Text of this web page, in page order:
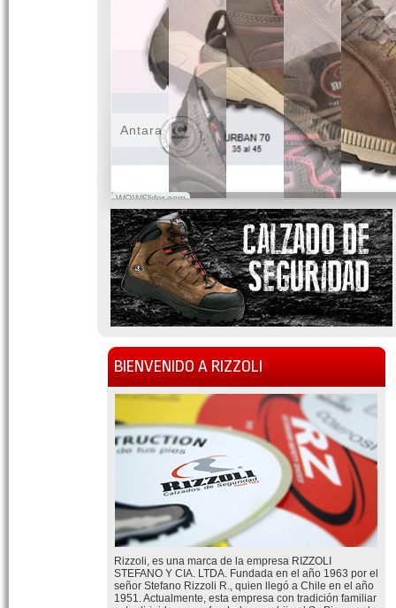
WOWSlider.com
Antara
BIENVENIDO A RIZZOLI
Rizzoli, es una marca de la empresa RIZZOLI
STEFANO Y CIA. LTDA. Fundada en el año 1963 por el
señor Stefano Rizzoli R., quien llegó a Chile en el año
1951. Actualmente, esta empresa con tradición familiar